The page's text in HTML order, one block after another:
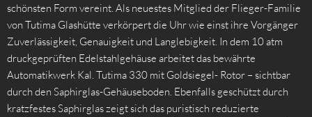
schönsten Form vereint. Als neuestes Mitglied der Flieger-Familie
von Tutima Glashütte verkörpert die Uhr wie einst ihre Vorgänger
Zuverlässigkeit, Genauigkeit und Langlebigkeit. In dem 10 atm
druckgeprüften Edelstahlgehäuse arbeitet das bewährte
Automatikwerk Kal. Tutima 330 mit Goldsiegel- Rotor – sichtbar
durch den Saphirglas-Gehäuseboden. Ebenfalls geschützt durch
kratzfestes Saphirglas zeigt sich das puristisch reduzierte